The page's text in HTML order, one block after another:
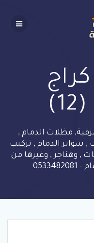
مظلات الدمام ,
سواتر الدمام , تركيب
, وهناجر , وغيرها من